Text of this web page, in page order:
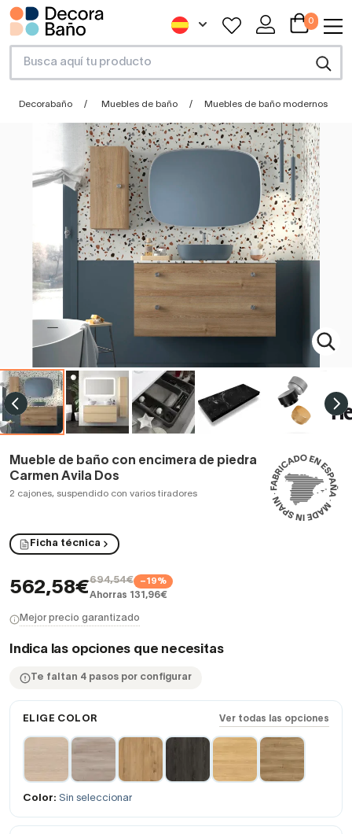
0
Decorabaño Muebles de baño Muebles de baño modernos
Mueble de baño con encimera de piedra
Carmen Avila Dos
2 cajones, suspendido con varios tiradores
Ficha técnica
562,58€694,54€ −19%
Ahorras 131,96€
Mejor precio garantizado
Indica las opciones que necesitas
Te faltan 4 pasos por configurar
ELIGE COLOR Ver todas las opciones
Color: Sin seleccionar